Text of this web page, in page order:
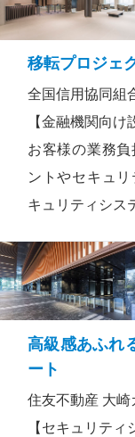
移転プロジェ
全国信用協同組
【金融機関向け
お客様の業務
ントやセキュ
キュリティシス
高級感あふれ
ート
住友不動産 大崎
【セキュリティ